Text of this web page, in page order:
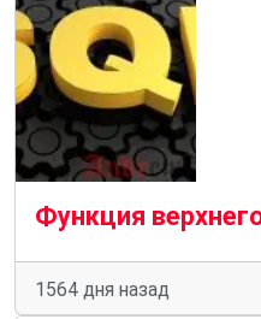
Функция
1564 дня назад